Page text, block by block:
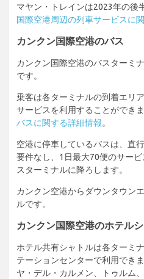
マヤン・トレインは2023年の後
国際空港周辺の列車サービスに
カンクン国際空港のバス
カンクン国際空港のバスターミ
です。
乗客は各ターミナルの到着エリ
サービスを利用することができま
バスに関する詳細情報。
空港に停車しているバスは、直
要件なし、1日最大70便のサー
スターミナルに降ろします。
カンクン空港からダウンタウン
ルです。
カンクン国際空港のホテル
ホテル共有シャトルは各ターミ
テーションセンターで利用でき
ヤ・デル・カルメン、トゥルム